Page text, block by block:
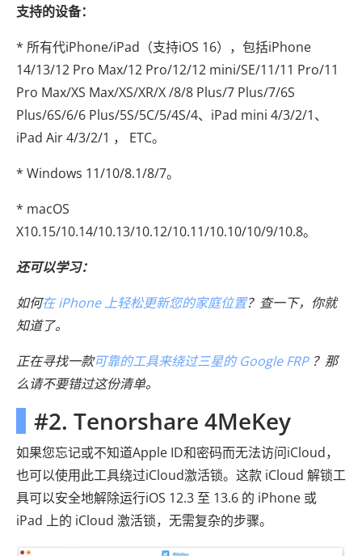
支持的设备：
* 所有代iPhone/iPad（支持iOS 16），包括iPhone
14/13/12 Pro Max/12 Pro/12/12 mini/SE/11/11 Pro/11
Pro Max/XS Max/XS/XR/X /8/8 Plus/7 Plus/7/6S
Plus/6S/6/6 Plus/5S/5C/5/4S/4、iPad mini 4/3/2/1、
iPad Air 4/3/2/1 ， ETC。
* Windows 11/10/8.1/8/7。
* macOS
X10.15/10.14/10.13/10.12/10.11/10.10/10/9/10.8。
还可以学习：
如何在 iPhone 上轻松更新您的家庭位置？查一下，你就
知道了。
正在寻找一款可靠的工具来绕过三星的 Google FRP？那
么请不要错过这份清单。
#2. Tenorshare 4MeKey
如果您忘记或不知道Apple ID和密码而无法访问iCloud，
也可以使用此工具绕过iCloud激活锁。这款 iCloud 解锁工
具可以安全地解除运行iOS 12.3 至 13.6 的 iPhone 或
iPad 上的 iCloud 激活锁，无需复杂的步骤。